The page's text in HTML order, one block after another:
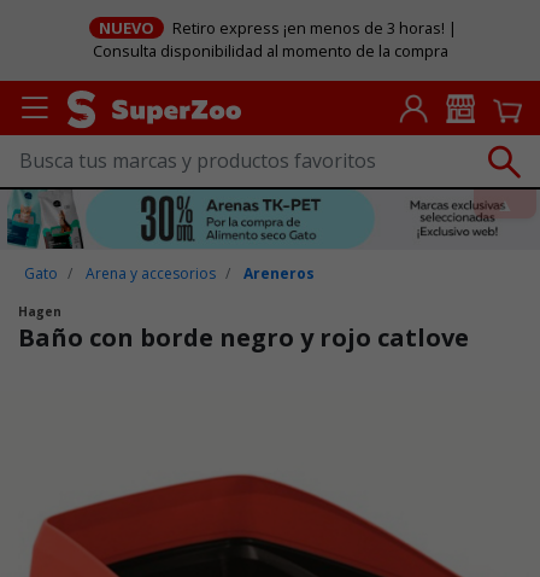
NUEVO
Retiro express ¡en menos de 3 horas! |
Consulta disponibilidad al momento de la compra
Gato Arena y accesorios Areneros
Hagen
Baño con borde negro y rojo catlove